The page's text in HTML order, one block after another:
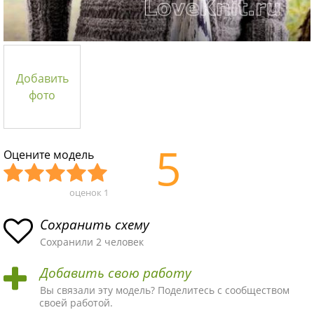
Добавить
фото
Оцените модель
асн
ая
ма
пло
хая
ма
ыч
ная
ма
Хор
ая
ма
Отл
ая
ма!
оценок 1 5
Сохранить схему
Сохранили 2 человек
Добавить свою работу
Вы связали эту модель? Поделитесь с сообществом
своей работой.